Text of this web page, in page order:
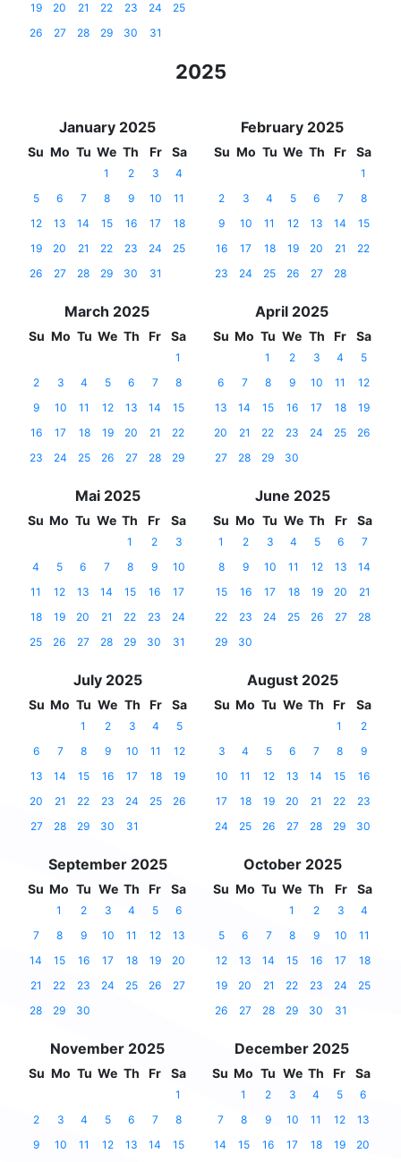
19
20 21 22 23 24
25
26
27 28 29 30 31
2025
January 2025
Su Mo Tu We Th Fr Sa
1 2 3
4
5
6 7 8 9 10
11
12
13 14 15 16 17
18
19
20 21 22 23 24
25
26
27 28 29 30 31
February 2025
Su Mo Tu We Th Fr Sa
1
2
3 4 5 6 7
8
9
10 11 12 13 14
15
16
17 18 19 20 21
22
23
24 25 26 27 28
March 2025
Su Mo Tu We Th Fr Sa
1
2
3 4 5 6 7
8
9
10 11 12 13 14
15
16
17 18 19 20 21
22
23
24 25 26 27 28 29
April 2025
Su Mo Tu We Th Fr Sa
1 2 3 4
5
6
7 8 9 10 11
12
13
14 15 16 17 18
19
20
21 22 23 24 25
26
27
28 29 30
Mai 2025
Su Mo Tu We Th Fr Sa
1 2
3
4
5 6 7 8 9
10
11
12 13 14 15 16
17
18
19 20 21 22 23
24
25
26 27 28 29 30 31
June 2025
Su Mo Tu We Th Fr Sa
1 2 3 4 5 6
7
8
9 10 11 12 13
14
15
16 17 18 19 20
21
22
23 24 25 26 27
28
29
30
July 2025
Su Mo Tu We Th Fr Sa
1 2 3 4
5
6
7 8 9 10 11
12
13
14 15 16 17 18
19
20
21 22 23 24 25
26
27
28 29 30 31
August 2025
Su Mo Tu We Th Fr Sa
1
2
3
4 5 6 7 8
9
10
11 12 13 14 15
16
17
18 19 20 21 22
23
24
25 26 27 28 29 30
September 2025
Su Mo Tu We Th Fr Sa
1 2 3 4 5
6
7
8 9 10 11 12
13
14
15 16 17 18 19
20
21
22 23 24 25 26
27
28
29 30
October 2025
Su Mo Tu We Th Fr Sa
1 2 3
4
5
6 7 8 9 10
11
12
13 14 15 16 17
18
19
20 21 22 23 24
25
26
27 28 29 30 31
November 2025
Su Mo Tu We Th Fr Sa
1
2
3 4 5 6 7
8
9
10 11 12 13 14
15
December 2025
Su Mo Tu We Th Fr Sa
1 2 3 4 5
6
7
8 9 10 11 12
13
14
15 16 17 18 19
20